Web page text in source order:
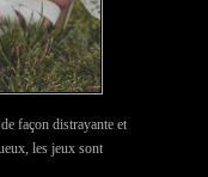
façon distrayante et
les jeux sont